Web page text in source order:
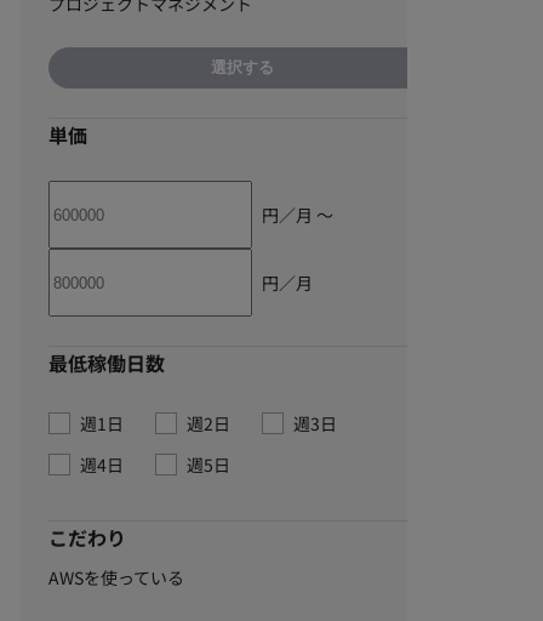
選択する
単価
円／月 〜
円／月
最低稼働日数
週1日 週2日
週3日
週4日
週5日
こだわり
AWSを使っている